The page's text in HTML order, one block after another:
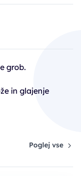
grob.
in glajenje
Poglej vse